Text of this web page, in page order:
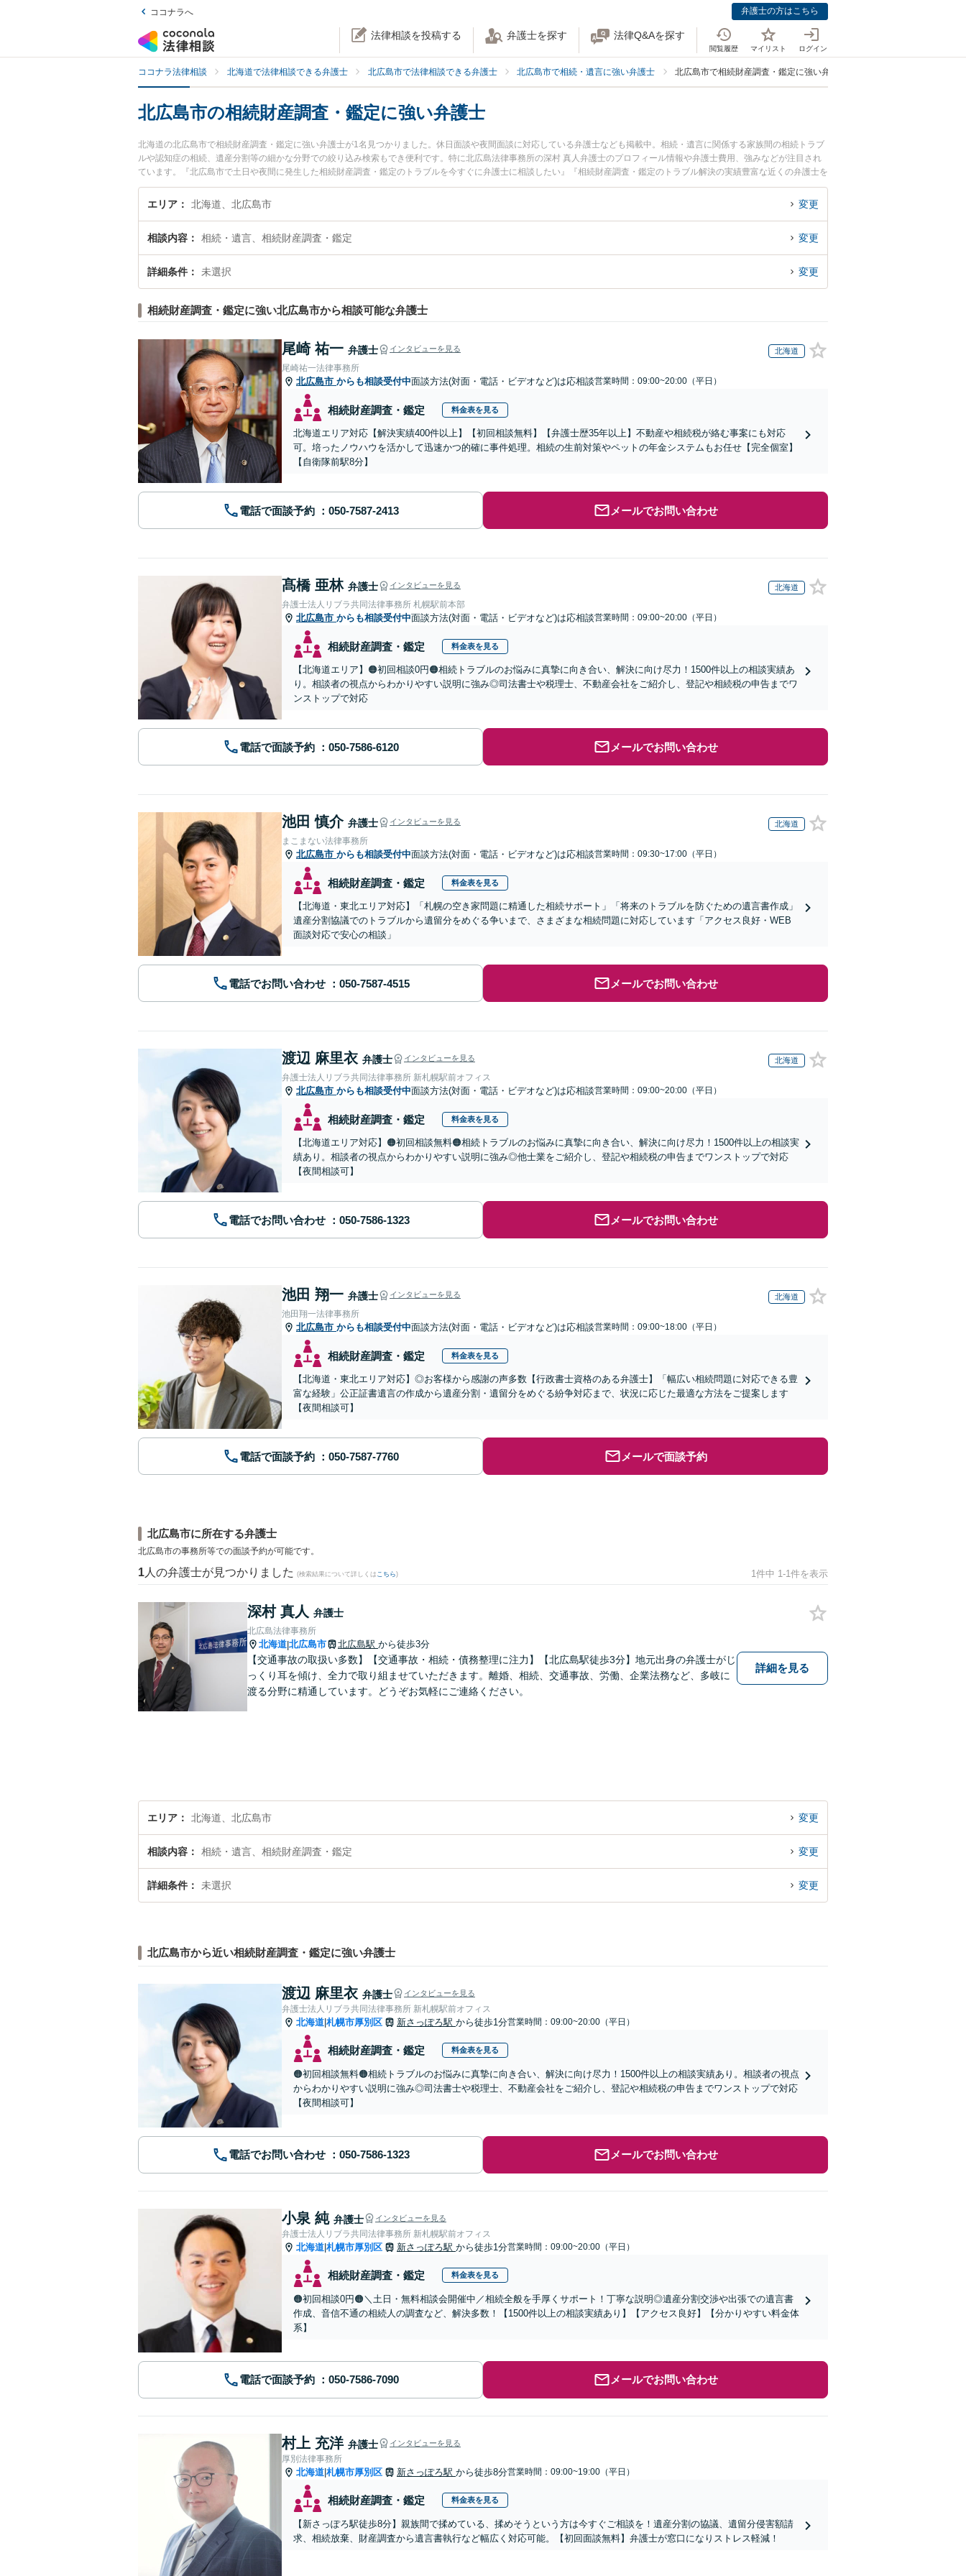
ココナラへ 弁護士の方はこちら
法律相談を投稿する 弁護士を探す 法律Q&Aを探す
閲覧履歴 マイリスト ログイン
ココナラ法律相談 北海道で法律相談できる弁護士 北広島市で法律相談できる弁護士 北広島市で相続・遺言に強い弁護士 北広島市で相続財産調査・鑑定に強い弁護士
北広島市の相続財産調査・鑑定に強い弁護士
北海道の北広島市で相続財産調査・鑑定に強い弁護士が1名見つかりました。休日面談や夜間面談に対応している弁護士なども掲載中。相続・遺言に関係する家族間の相続トラブ
ルや認知症の相続、遺産分割等の細かな分野での絞り込み検索もでき便利です。特に北広島法律事務所の深村 真人弁護士のプロフィール情報や弁護士費用、強みなどが注目され
ています。『北広島市で土日や夜間に発生した相続財産調査・鑑定のトラブルを今すぐに弁護士に相談したい』『相続財産調査・鑑定のトラブル解決の実績豊富な近くの弁護士を
検索したい』『初回相談無料で相続財産調査・鑑定を法律相談できる北広島市内の弁護士に相談予約したい』などでお困りの相談者さんにおすすめです。
エリア 北海道、北広島市 変更
相談内容 相続・遺言、相続財産調査・鑑定 変更
詳細条件 未選択 変更
相続財産調査・鑑定に強い北広島市から相談可能な弁護士
尾崎 祐一 弁護士 インタビューを見る 北海道
尾崎祐一法律事務所
北広島市 からも相談受付中面談方法(対面・電話・ビデオなど)は応相談営業時間：09:00~20:00（平日）
相続財産調査・鑑定 料金表を見る
北海道エリア対応【解決実績400件以上】【初回相談無料】【弁護士歴35年以上】不動産や相続税が絡む事案にも対応
可。培ったノウハウを活かして迅速かつ的確に事件処理。相続の生前対策やペットの年金システムもお任せ【完全個室】
【自衛隊前駅8分】
電話で面談予約 メールでお問い合わせ
髙橋 亜林 弁護士 インタビューを見る 北海道
弁護士法人リブラ共同法律事務所 札幌駅前本部
北広島市 からも相談受付中面談方法(対面・電話・ビデオなど)は応相談営業時間：09:00~20:00（平日）
相続財産調査・鑑定 料金表を見る
【北海道エリア】🟠初回相談0円🟠相続トラブルのお悩みに真摯に向き合い、解決に向け尽力！1500件以上の相談実績あ
り。相談者の視点からわかりやすい説明に強み◎司法書士や税理士、不動産会社をご紹介し、登記や相続税の申告までワ
ンストップで対応
電話で面談予約 メールでお問い合わせ
池田 慎介 弁護士 インタビューを見る 北海道
まこまない法律事務所
北広島市 からも相談受付中面談方法(対面・電話・ビデオなど)は応相談営業時間：09:30~17:00（平日）
相続財産調査・鑑定 料金表を見る
【北海道・東北エリア対応】「札幌の空き家問題に精通した相続サポート」「将来のトラブルを防ぐための遺言書作成」
遺産分割協議でのトラブルから遺留分をめぐる争いまで、さまざまな相続問題に対応しています「アクセス良好・WEB
面談対応で安心の相談」
電話でお問い合わせ メールでお問い合わせ
渡辺 麻里衣 弁護士 インタビューを見る 北海道
弁護士法人リブラ共同法律事務所 新札幌駅前オフィス
北広島市 からも相談受付中面談方法(対面・電話・ビデオなど)は応相談営業時間：09:00~20:00（平日）
相続財産調査・鑑定 料金表を見る
【北海道エリア対応】🟠初回相談無料🟠相続トラブルのお悩みに真摯に向き合い、解決に向け尽力！1500件以上の相談実
績あり。相談者の視点からわかりやすい説明に強み◎他士業をご紹介し、登記や相続税の申告までワンストップで対応
【夜間相談可】
電話でお問い合わせ メールでお問い合わせ
池田 翔一 弁護士 インタビューを見る 北海道
池田翔一法律事務所
北広島市 からも相談受付中面談方法(対面・電話・ビデオなど)は応相談営業時間：09:00~18:00（平日）
相続財産調査・鑑定 料金表を見る
【北海道・東北エリア対応】◎お客様から感謝の声多数【行政書士資格のある弁護士】「幅広い相続問題に対応できる豊
富な経験」公正証書遺言の作成から遺産分割・遺留分をめぐる紛争対応まで、状況に応じた最適な方法をご提案します
【夜間相談可】
電話で面談予約 メールで面談予約
北広島市に所在する弁護士
北広島市の事務所等での面談予約が可能です。
1 人の弁護士が見つかりました (検索結果について詳しくは こちら) 1件中 1-1件を表示
深村 真人 弁護士
北広島法律事務所
北海道|北広島市 北広島駅 から徒歩3分
【交通事故の取扱い多数】【交通事故・相続・債務整理に注力】【北広島駅徒歩3分】地元出身の弁護士がじ
っくり耳を傾け、全力で取り組ませていただきます。離婚、相続、交通事故、労働、企業法務など、多岐に
渡る分野に精通しています。どうぞお気軽にご連絡ください。
詳細を見る
エリア 北海道、北広島市 変更
相談内容 相続・遺言、相続財産調査・鑑定 変更
詳細条件 未選択 変更
北広島市から近い相続財産調査・鑑定に強い弁護士
渡辺 麻里衣 弁護士 インタビューを見る
弁護士法人リブラ共同法律事務所 新札幌駅前オフィス
北海道 札幌市厚別区 新さっぽろ駅 から徒歩1分営業時間：09:00~20:00（平日）
相続財産調査・鑑定 料金表を見る
🟠初回相談無料🟠相続トラブルのお悩みに真摯に向き合い、解決に向け尽力！1500件以上の相談実績あり。相談者の視点
からわかりやすい説明に強み◎司法書士や税理士、不動産会社をご紹介し、登記や相続税の申告までワンストップで対応
【夜間相談可】
電話でお問い合わせ メールでお問い合わせ
小泉 純 弁護士 インタビューを見る
弁護士法人リブラ共同法律事務所 新札幌駅前オフィス
北海道 札幌市厚別区 新さっぽろ駅 から徒歩1分営業時間：09:00~20:00（平日）
相続財産調査・鑑定 料金表を見る
🟠初回相談0円🟠＼土日・無料相談会開催中／相続全般を手厚くサポート！丁寧な説明◎遺産分割交渉や出張での遺言書
作成、音信不通の相続人の調査など、解決多数！【1500件以上の相談実績あり】【アクセス良好】【分かりやすい料金体
系】
電話で面談予約 メールでお問い合わせ
村上 充洋 弁護士 インタビューを見る
厚別法律事務所
北海道 札幌市厚別区 新さっぽろ駅 から徒歩8分営業時間：09:00~19:00（平日）
相続財産調査・鑑定 料金表を見る
【新さっぽろ駅徒歩8分】親族間で揉めている、揉めそうという方は今すぐご相談を！遺産分割の協議、遺留分侵害額請
求、相続放棄、財産調査から遺言書執行など幅広く対応可能。【初回面談無料】弁護士が窓口になりストレス軽減！